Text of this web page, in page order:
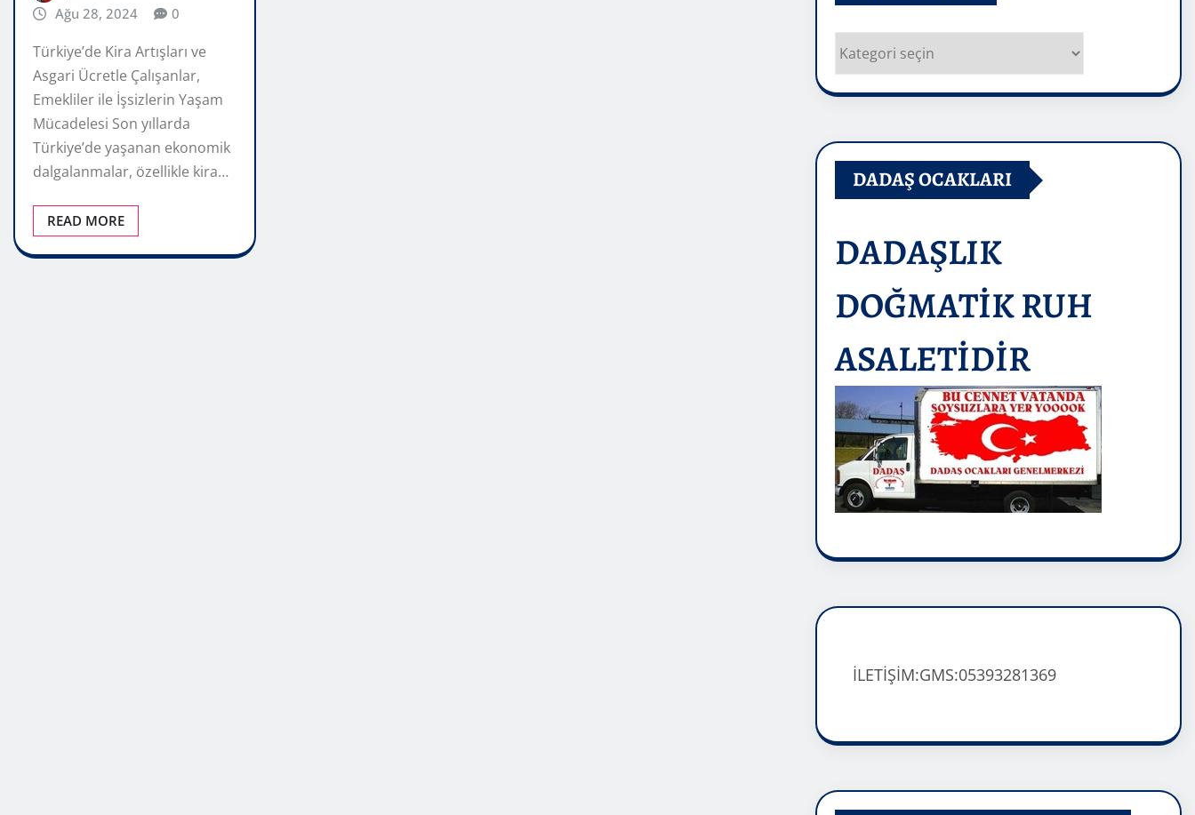
Ağu 28, 2024
0
Türkiye’de Kira Artışları ve
Asgari Ücretle Çalışanlar,
Emekliler ile İşsizlerin Yaşam
Mücadelesi Son yıllarda
Türkiye’de yaşanan ekonomik
dalgalanmalar, özellikle kira…
READ MORE
Kategoriler
DADAŞ OCAKLARI
DADAŞLIK
DOĞMATİK RUH
ASALETİDİR
İLETİŞİM:GMS:05393281369